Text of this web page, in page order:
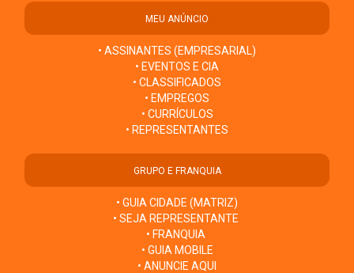
MEU ANÚNCIO
• ASSINANTES (EMPRESARIAL)
• EVENTOS E CIA
• CLASSIFICADOS
• EMPREGOS
• CURRÍCULOS
• REPRESENTANTES
GRUPO E FRANQUIA
• GUIA CIDADE (MATRIZ)
• SEJA REPRESENTANTE
• FRANQUIA
• GUIA MOBILE
• ANUNCIE AQUI